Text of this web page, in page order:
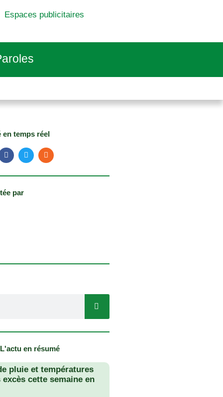
Espaces publicitaires
en temps réel
par
en résumé
pluie et températures
cette semaine en